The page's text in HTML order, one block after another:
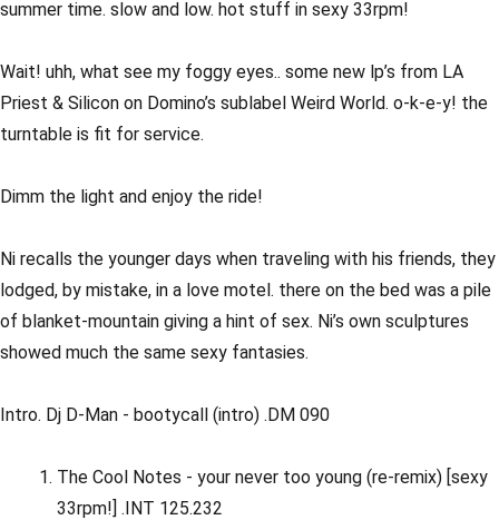
summer time. slow and low. hot stuff in sexy 33rpm!
Wait! uhh, what see my foggy eyes.. some new lp’s from LA
Priest & Silicon on Domino’s sublabel Weird World. o-k-e-y! the
turntable is fit for service.
Dimm the light and enjoy the ride!
Ni recalls the younger days when traveling with his friends, they
lodged, by mistake, in a love motel. there on the bed was a pile
of blanket-mountain giving a hint of sex. Ni’s own sculptures
showed much the same sexy fantasies.
Intro. Dj D-Man - bootycall (intro) .DM 090
The Cool Notes - your never too young (re-remix) [sexy
33rpm!] .INT 125.232